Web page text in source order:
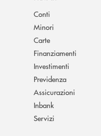
Conti
Minori
Carte
Finanziamenti
Investimenti
Previdenza
Assicurazioni
Inbank
Servizi